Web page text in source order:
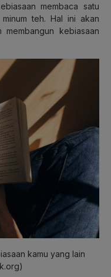
membaca satu
teh. Hal ini akan
membangun kebiasaan
kamu yang lain